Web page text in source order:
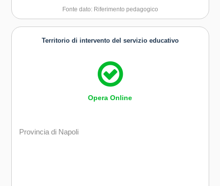
Fonte dato: Riferimento pedagogico
Territorio di intervento del servizio educativo
Opera Online
Provincia di Napoli